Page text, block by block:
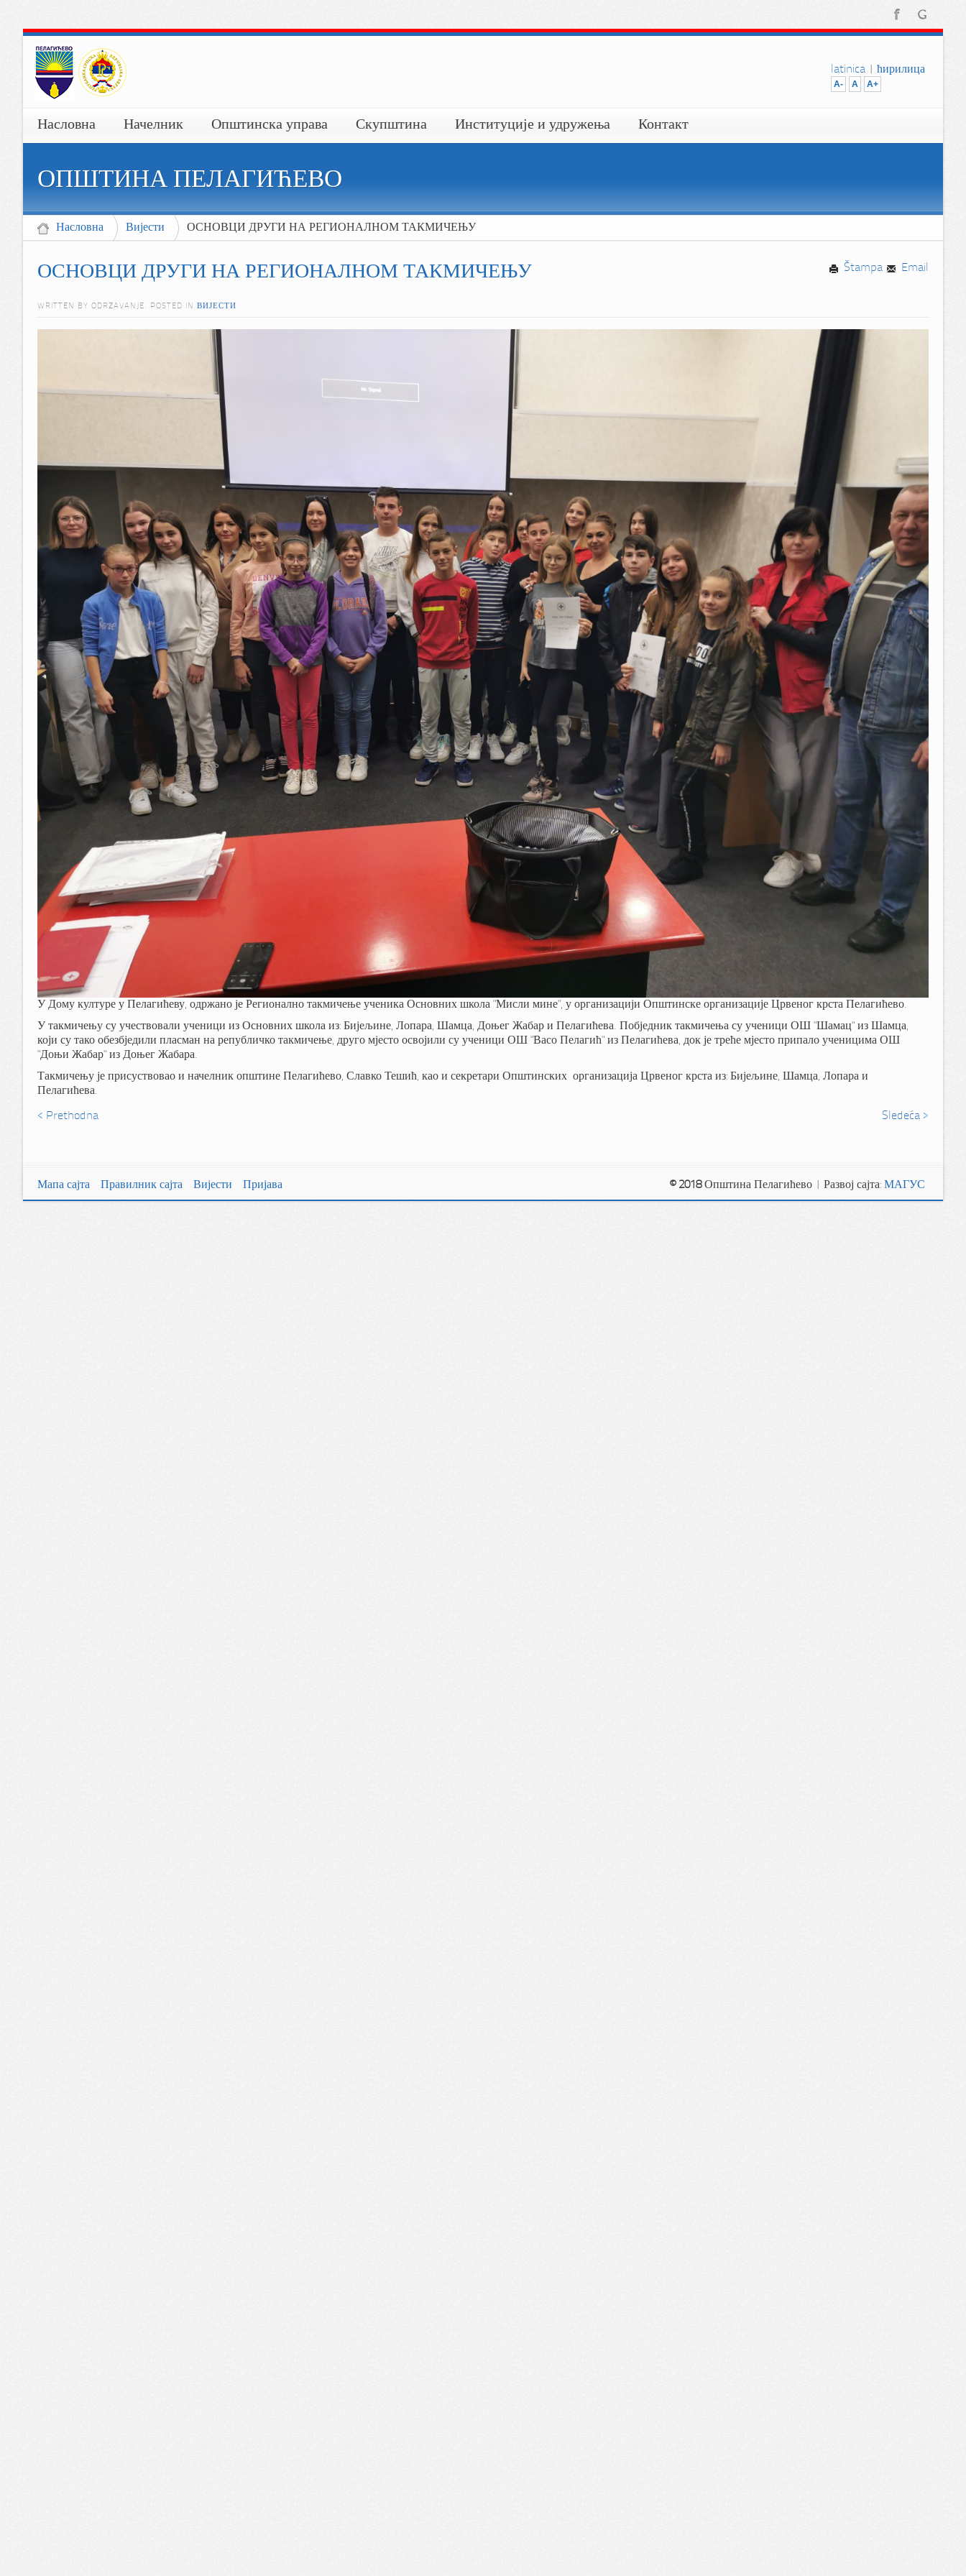
latinica ћирилица
A- A A+
Насловна Начелник Општинска управа Скупштина Институције и удружења Контакт
ОПШТИНА ПЕЛАГИЋЕВО
Насловна Вијести ОСНОВЦИ ДРУГИ НА РЕГИОНАЛНОМ ТАКМИЧЕЊУ
Email
Štampa
ОСНОВЦИ ДРУГИ НА РЕГИОНАЛНОМ ТАКМИЧЕЊУ
WRITTEN BY ODRZAVANJE. POSTED IN ВИЈЕСТИ
У Дому културе у Пелагићеву, одржано је Регионално такмичење ученика Основних школа "Мисли мине", у организацији Општинске организације Црвеног крста Пелагићево.
У такмичењу су учествовали ученици из Основних школа из: Бијељине, Лопара, Шамца, Доњег Жабар и Пелагићева. Побједник такмичења су ученици ОШ "Шамац" из Шамца,
који су тако обезбједили пласман на републичко такмичење, друго мјесто освојили су ученици ОШ "Васо Пелагић" из Пелагићева, док је треће мјесто припало ученицима ОШ
"Доњи Жабар" из Доњег Жабара.
Такмичењу је присуствовао и начелник општине Пелагићево, Славко Тешић, као и секретари Општинских организација Црвеног крста из: Бијељине, Шамца, Лопара и
Пелагићева.
< Prethodna Sledeća >
Мапа сајта Правилник сајта Вијести Пријава © 2018Општина Пелагићево | Развој сајта: МАГУС